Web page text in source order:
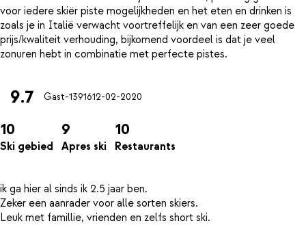
voor iedere skiër piste mogelijkheden en het eten en drinken is
zoals je in Italië verwacht voortreffelijk en van een zeer goede
prijs/kwaliteit verhouding, bijkomend voordeel is dat je veel
9.7 Gast-1391612-02-2020
10
Ski gebied
9
Apres ski
10
Restaurants
ik ga hier al sinds ik 2.5 jaar ben.
Zeker een aanrader voor alle sorten skiers.